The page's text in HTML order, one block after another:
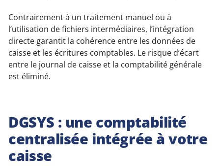
Contrairement à un traitement manuel ou à
l’utilisation de fichiers intermédiaires, l’intégration
directe garantit la cohérence entre les données de
caisse et les écritures comptables. Le risque d’écart
entre le journal de caisse et la comptabilité générale
est éliminé.
DGSYS : une comptabilité
centralisée intégrée à votre
caisse